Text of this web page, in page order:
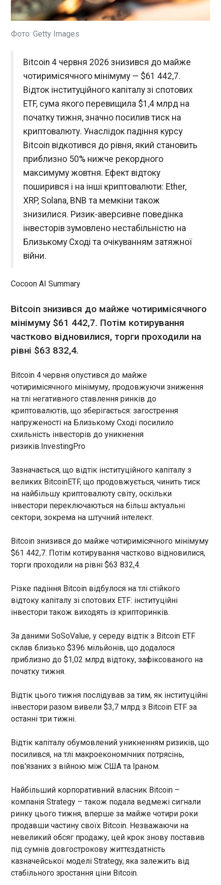
Рікельме висловив свою думку стосовно наміру
Флорентіно Переса повернути Жозе Моурінью
на посаду головного тренера мадридського
ідеєю призначення португальського фахівця і
має свого кандидата, про якого розповість у
разі своєї перемоги на виборах.
Із мера Будапешта зняли звинувачення в
організації ЛГБТ-прайду
12:33:20
Угорські прокурори зняли
звинувачення з ліберального
мера Будапешта Гергея
організації мітингу за права
ЛГБТК+ у 2025 році. Як пише
Reuters , про це йдеться у
заяві угорської прокуратури.
ЧИТАТЬ
Міністр оборони Ізраїлю заявив про
продовження військових дій у Лівані
12:25:47
ЧИТАТЬ
Викрито групу переправників на Закарпатті
12:24:42
незаконного переправлення чоловіків
призовного віку через кордон до Румунії. Про це
інформує пресслужба ДБР у четвер, 4 червня. За
даними слідства, двоє цивільних мешканців
Києва, чинний працівник поліції та колишній
військовослужбовець діяли спільно та
допомагали чоловікам призовного віку
незаконно залишати територію України. Вони
їхні дії через Telegram та організовували
доставлення до прикордонних районів
Закарпаття.
ЧИТАТЬ
обмінниках
12:17:22
Курс гривні знизився відносно долара, але
стабілізувався щодо євро в обмінних пунктах.
Про це свідчать дані моніторингу готівкового
продажу долара зріс на 5 копійок до 44,25
гривні. Курс продажу євро залишивя без змін –
51,80 гривні.
ЧИТАТЬ
десятьох українців
12:12:43
З березня з тимчасово окупованих територій та
українців віком 18-19 років. Про це повідомив
Уповноважений з прав людини Дмитро Лубінець
у четвер, 4 червня.
WBC оголосила титульний бій у легкій вазі
11:59:43
Колишній чемпіон світу у другій напівлегкій вазі
Ламонт Роуч (25-1-3, 10 КО) у своєму
наступному бою зустрінеться на рингу з
Вільямом Сепедою (33-1, 27 КО). Зазначається,
мексиканського боксерів стане ключовою
подією вечірнього шоу боксу, яке відбудеться 1
серпня на арені The Theater at Virgin Hotels у
Лас-Вегасі, повідомляє The Ring .
ЧИТАТЬ
В Одесі затримали експрацівника
Укрзалізниці, який працював на росіян
11:56:54
Правоохоронці затримали в Одесі експрацівника
Укрзалізниці, який охороняв військові ешелони
Фото: Getty Images
Bitcoin 4 червня 2026 знизився до майже
чотиримісячного мінімуму — $61 442,7.
Відток інституційного капіталу зі спотових
ETF, сума якого перевищила $1,4 млрд на
початку тижня, значно посилив тиск на
криптовалюту. Унаслідок падіння курсу
Bitcoin відкотився до рівня, який становить
приблизно 50% нижче рекордного
максимуму жовтня. Ефект відтоку
поширився і на інші криптовалюти: Ether,
XRP, Solana, BNB та мемкіни також
знизилися. Ризик-аверсивне поведінка
інвесторів зумовлено нестабільністю на
Близькому Сході та очікуванням затяжної
війни.
Cocoon AI Summary
Bitcoin знизився до майже чотиримісячного
мінімуму $61 442,7. Потім котирування
частково відновилися, торги проходили на
рівні $63 832,4.
Bitcoin 4 червня опустився до майже
чотиримісячного мінімуму, продовжуючи зниження
на тлі негативного ставлення ринків до
криптовалютів, що зберігається: загострення
напруженості на Близькому Сході посилило
схильність інвесторів до уникнення
ризиків.InvestingPro
Зазначається, що відтік інституційного капіталу з
великих BitcoinETF, що продовжується, чинить тиск
на найбільшу криптовалюту світу, оскільки
інвестори переключаються на більш актуальні
сектори, зокрема на штучний інтелект.
Bitcoin знизився до майже чотиримісячного мінімуму
$61 442,7. Потім котирування частково відновилися,
торги проходили на рівні $63 832,4.
Різке падіння Bitcoin відбулося на тлі стійкого
відтоку капіталу зі спотових ETF: інституційні
інвестори також виходять із крипторинків.
За даними SoSoValue, у середу відтік з Bitcoin ETF
склав близько $396 мільйонів, що додалося
приблизно до $1,02 млрд відтоку, зафіксованого на
початку тижня.
Відтік цього тижня послідував за тим, як інституційні
інвестори разом вивели $3,7 млрд з Bitcoin ETF за
останні три тижні.
Відтік капіталу обумовлений уникненням ризиків, що
посилився, на тлі макроекономічних потрясінь,
пов'язаних з війною між США та Іраном.
Найбільший корпоративний власник Bitcoin –
компанія Strategy – також подала ведмежі сигнали
ринку цього тижня, вперше за майже чотири роки
продавши частину своїх Bitcoin. Незважаючи на
невеликий обсяг продажу, цей крок знову поставив
під сумнів довгострокову життєздатність
казначейської моделі Strategy, яка залежить від
стабільного зростання ціни Bitcoin.